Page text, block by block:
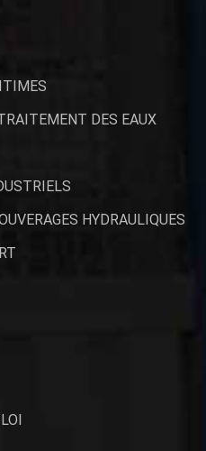
DES EAUX
HYDRAULIQUES